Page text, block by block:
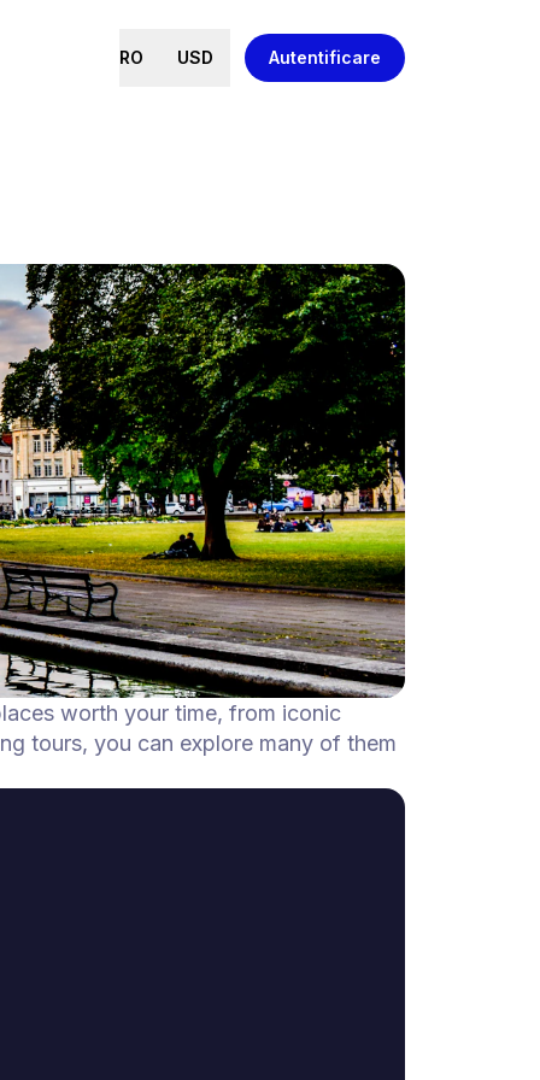
RO USD Autentificare
worth your time, from iconic
tours, you can explore many of them